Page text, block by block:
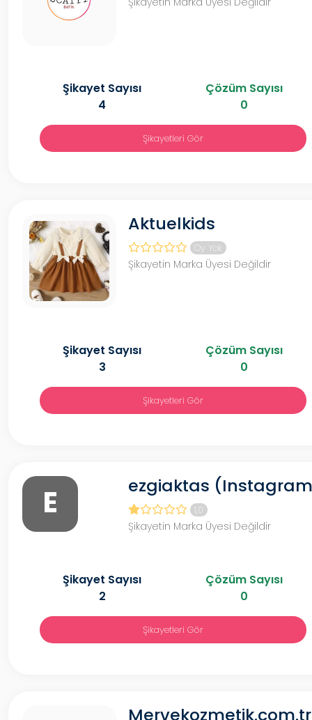
Şikayet Sayısı
4
Çözüm Sayısı
0
Şikayetleri Gör
Aktuelkids
Oy Yok
Şikayetin Marka Üyesi Değildir
Şikayet Sayısı
3
Çözüm Sayısı
0
Şikayetleri Gör
E ezgiaktas
1,0
Şikayetin Marka Üyesi Değildir
Şikayet Sayısı
2
Çözüm Sayısı
0
Şikayetleri Gör
Mervekozmetik.com.tr